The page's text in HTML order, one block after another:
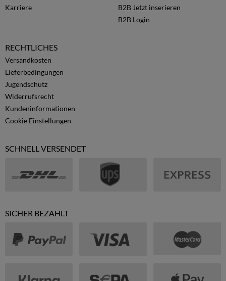
Karriere
B2B Jetzt inserieren
B2B Login
RECHTLICHES
Versandkosten
Lieferbedingungen
Jugendschutz
Widerrufsrecht
Kundeninformationen
Cookie Einstellungen
SCHNELL VERSENDET
SICHER BEZAHLT